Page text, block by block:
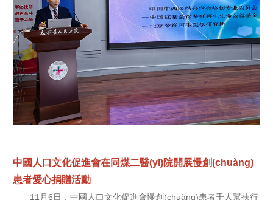
中國人口文化促進會在同煤二醫(yī)院開展慢創(chuàng)
患者愛心捐贈活動
11月6日，中國人口文化促進會慢創(chuàng)患者千人幫扶行